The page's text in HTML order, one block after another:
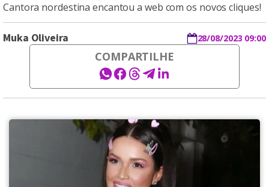
Cantora nordestina encantou a web com os novos cliques!
Muka Oliveira 28/08/2023 09:00
COMPARTILHE